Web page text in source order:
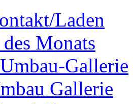
Laden
Monats
Gallerie
Gallerie